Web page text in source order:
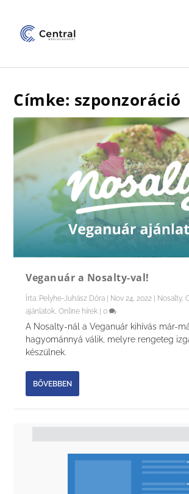
Címke: szponzoráció
Veganuár a Nosalty-val!
Írta: Pelyhe-Juhász Dóra Nov 24, 2022 Nosalty,
ajánlatok,Online hírek |0
A Nosalty-nál a Veganuár kihívás már-
hagyománnyá válik, melyre rengeteg
készülnek.
BŐVEBBEN